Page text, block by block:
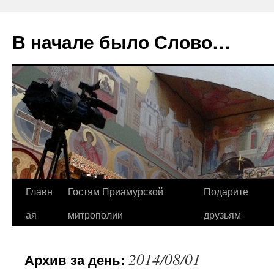
В начале было Слово…
Перейти
Главн
ая
Гостям Приамурской
митрополии
Подарите
друзьям
Архив за день: 2014/08/01